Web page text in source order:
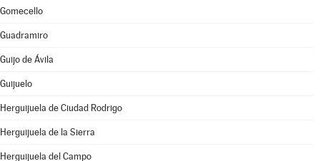
Gomecello
Guadramiro
Guijo de Ávila
Guijuelo
Herguijuela de Ciudad Rodrigo
Herguijuela de la Sierra
Herguijuela del Campo